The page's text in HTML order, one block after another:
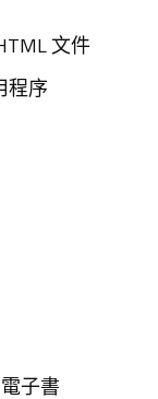
文件
程序
子書​